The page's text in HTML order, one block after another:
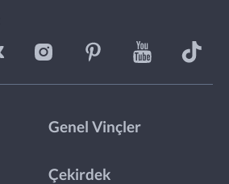
Genel Vinçler
Çekirdek